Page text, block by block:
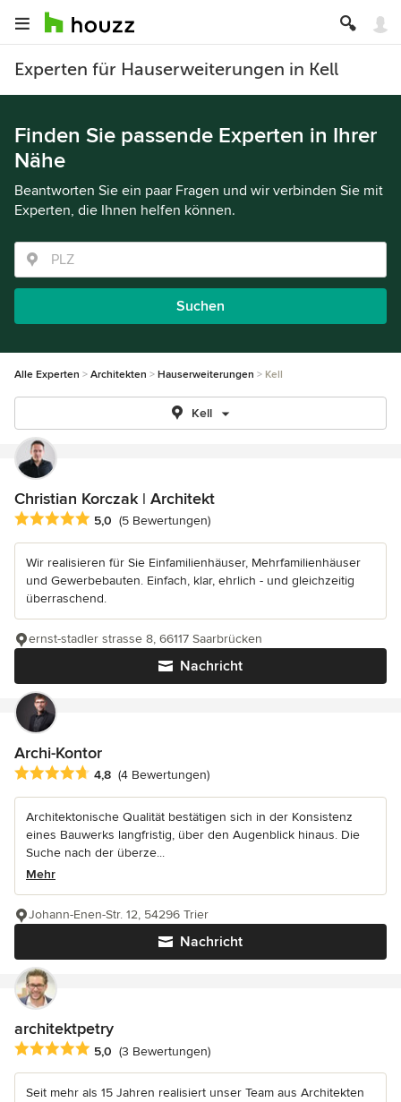
Experten für Hauserweiterungen in Kell
Finden Sie passende Experten in Ihrer
Nähe
Beantworten Sie ein paar Fragen und wir verbinden Sie mit
Experten, die Ihnen helfen können.
Suchen
Alle Experten Architekten Hauserweiterungen Kell
Kell
Christian Korczak | Architekt
Durchschnittliche Bewertung: 5 von 5 Sternen
5,0 (5 Bewertungen)
Wir realisieren für Sie Einfamilienhäuser, Mehrfamilienhäuser
und Gewerbebauten. Einfach, klar, ehrlich - und gleichzeitig
überraschend.
Nachricht
ernst-stadler strasse 8, 66117 Saarbrücken
Archi-Kontor
Durchschnittliche Bewertung: 4.8 von 5 Sternen
4,8 (4 Bewertungen)
Architektonische Qualität bestätigen sich in der Konsistenz
eines Bauwerks langfristig, über den Augenblick hinaus. Die
Suche nach der überze...
Mehr
Nachricht
Johann-Enen-Str. 12, 54296 Trier
architektpetry
Durchschnittliche Bewertung: 5 von 5 Sternen
5,0 (3 Bewertungen)
Seit mehr als 15 Jahren realisiert unser Team aus Architekten